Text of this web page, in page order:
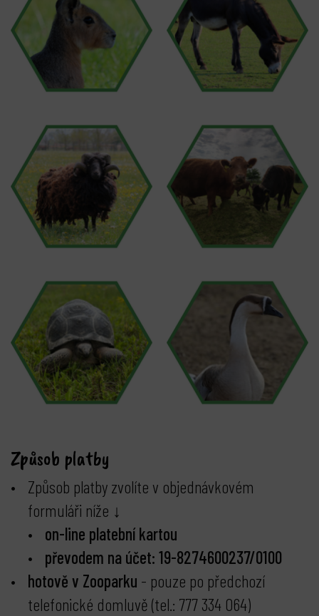
Způsob platby
Způsob platby zvolíte v objednávkovém
formuláři níže ↓
on-line platební kartou
převodem na účet: 19-8274600237/0100
hotově v Zooparku - pouze po předchozí
telefonické domluvě (tel.: 777 334 064)